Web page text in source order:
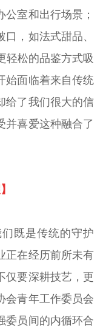
室和出行场景；
，如法式甜品、
轻松的品鉴方式吸
始面临着来自传统
给了我们很大的信
并喜爱这种融合了
既是传统的守护
正在经历前所未有
仅要深耕技艺，更
会青年工作委员会
委员间的内循环合